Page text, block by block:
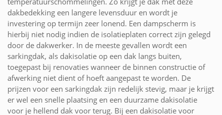
dakbedekking een langere levensduur en wordt je
investering op termijn zeer lonend. Een dampscherm is
hierbij niet nodig indien de isolatieplaten correct zijn gelegd
door de dakwerker. In de meeste gevallen wordt een
sarkingdak, als dakisolatie op een dak langs buiten,
toegepast bij renovaties wanneer de binnen constructie of
afwerking niet dient of hoeft aangepast te worden. De
prijzen voor een sarkingdak zijn redelijk stevig, maar je krijgt
er wel een snelle plaatsing en een duurzame dakisolatie
voor je hellend dak voor terug. Bij een dakisolatie voor